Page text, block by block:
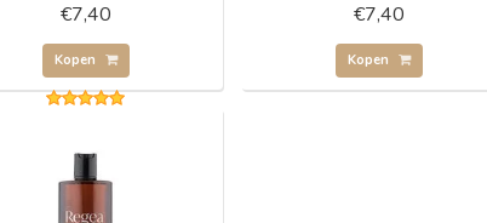
€7,40
Kopen
€7,40
Kopen